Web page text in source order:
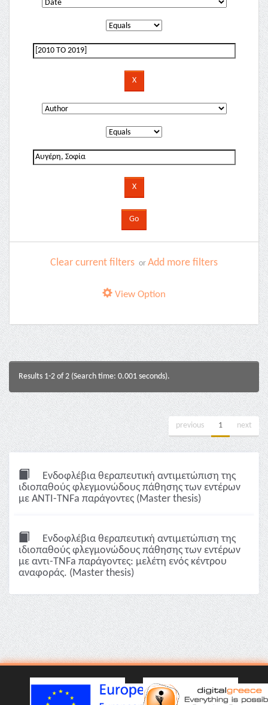
Clear current filters or Add more filters
View Option
Results 1-2 of 2 (Search time: 0.001 seconds).
previous 1 next
Ενδοφλέβια θεραπευτική αντιμετώπιση της
ιδιοπαθούς φλεγμονώδους πάθησης των εντέρων
με ΑΝΤΙ-ΤΝFa παράγοντες (Master thesis)
Ενδοφλέβια θεραπευτική αντιμετώπιση της
ιδιοπαθούς φλεγμονώδους πάθησης των εντέρων
με αντι-TNFa παράγοντες: μελέτη ενός κέντρου
αναφοράς. (Master thesis)